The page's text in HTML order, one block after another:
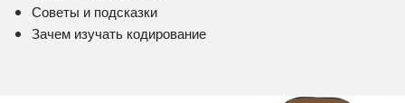
Советы и подсказки
Зачем изучать кодирование